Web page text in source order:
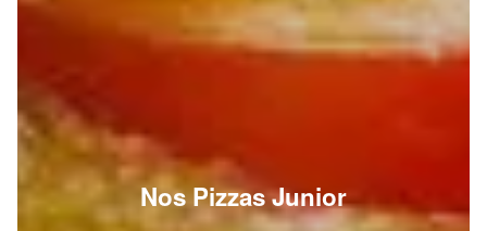
Nos Pizzas Junior